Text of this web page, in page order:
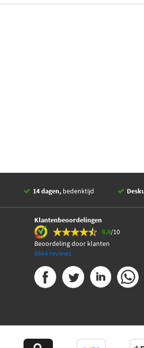
14 dagen, bedenktijd
Klantenbeoordelingen
8.8/10
Beoordeling door klanten
6664 reviews